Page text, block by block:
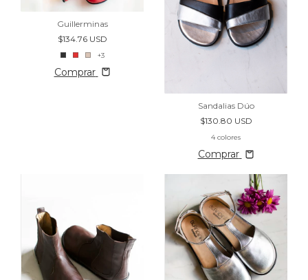
Guillerminas
$134.76 USD
+3
Comprar
Sandalias Dúo
$130.80 USD
4 colores
Comprar